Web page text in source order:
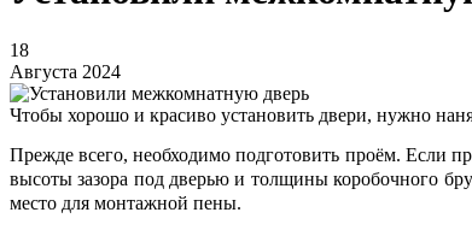
18
Августа 2024
Чтобы хорошо и красиво установить двери, нужно
Прежде всего, необходимо подготовить проём. Если
высоты зазора под дверью и толщины коробочного
место для монтажной пены.